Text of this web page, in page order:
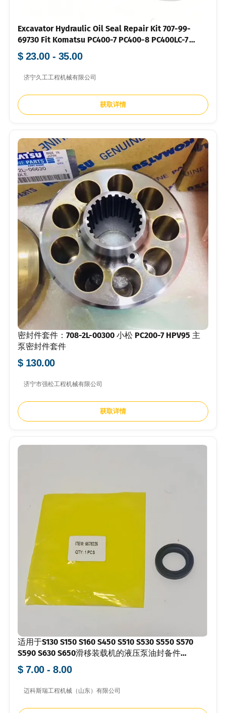
Excavator Hydraulic Oil Seal Repair Kit 707-99-
69730 Fit Komatsu PC400-7 PC400-8 PC400LC-7
PC400LC-8
$ 23.00 - 35.00
济宁久工工程机械有限公司
获取详情
密封件套件：708-2L-00300 小松 PC200-7 HPV95 主
泵密封件套件
$ 130.00
济宁市强松工程机械有限公司
获取详情
适用于S130 S150 S160 S450 S510 S530 S550 S570
S590 S630 S650滑移装载机的液压泵油封备件
6678226
$ 7.00 - 8.00
迈科斯瑞工程机械（山东）有限公司